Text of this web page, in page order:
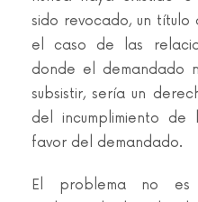
sido revocado, un
el caso de las
donde el demandado
subsistir, sería un
del incumplimiento
favor del demandado.
El problema no